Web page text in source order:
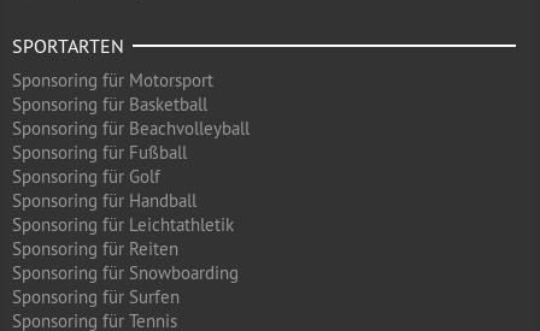
SPORTARTEN
Sponsoring für Motorsport
Sponsoring für Basketball
Sponsoring für Beachvolleyball
Sponsoring für Fußball
Sponsoring für Golf
Sponsoring für Handball
Sponsoring für Leichtathletik
Sponsoring für Reiten
Sponsoring für Snowboarding
Sponsoring für Surfen
Sponsoring für Tennis